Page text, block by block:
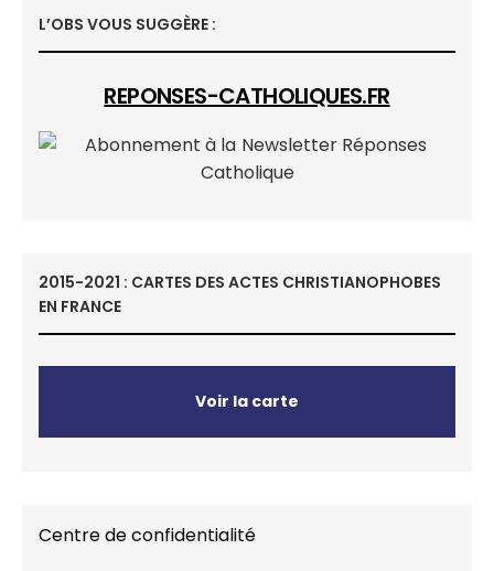
L’OBS VOUS SUGGÈRE :
REPONSES-CATHOLIQUES.FR
2015-2021 : CARTES DES ACTES CHRISTIANOPHOBES
EN FRANCE
Voir la carte
Centre de confidentialité